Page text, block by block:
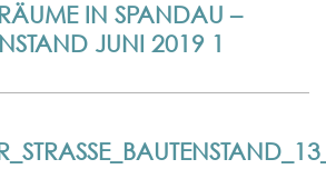
IN SPANDAU –
JUNI 2019 1